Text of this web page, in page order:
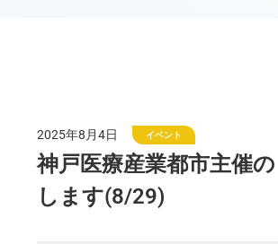
2025年8月4日 イベント
神戸医療産業都市主催
します(8/29)